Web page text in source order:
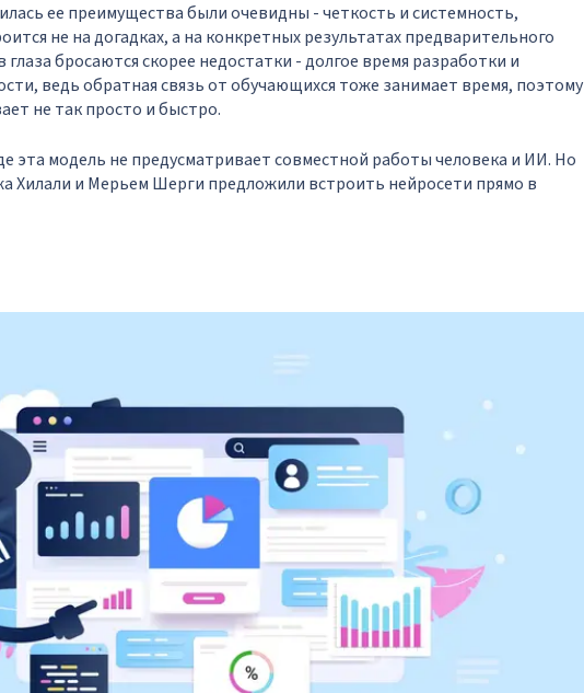
ее преимущества были очевидны - четкость и системность,
не на догадках, а на конкретных результатах предварительного
глаза бросаются скорее недостатки - долгое время разработки и
ведь обратная связь от обучающихся тоже занимает время, поэтому
не так просто и быстро.
эта модель не предусматривает совместной работы человека и ИИ. Но
Хилали и Мерьем Шерги предложили встроить нейросети прямо в